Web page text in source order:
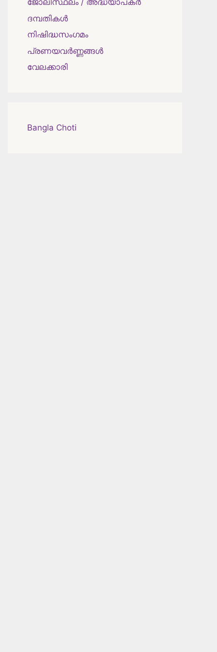
ജോലിസ്ഥലം / അദ്ധ്യാപകർ
ദമ്പതികള്‍
നിഷിദ്ധസംഗമം
പ്രണയവർണ്ണങ്ങൾ
വേലക്കാരി
Bangla Choti